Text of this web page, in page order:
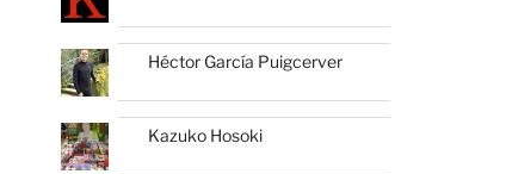
Héctor García Puigcerver
Kazuko Hosoki